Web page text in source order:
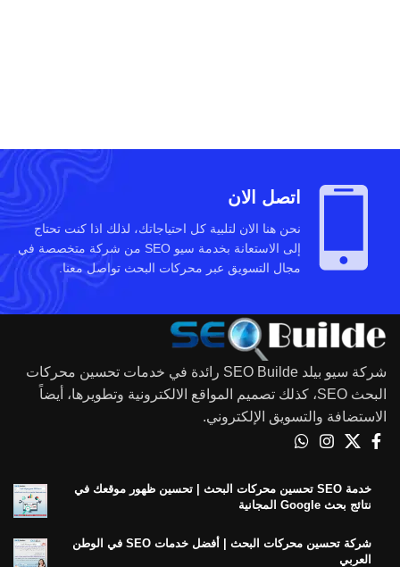
اتصل الان
نحن هنا الان لتلبية كل احتياجاتك، لذلك اذا كنت تحتاج
إلى الاستعانة بخدمة سيو SEO من شركة متخصصة في
مجال التسويق عبر محركات البحث تواصل معنا.
شركة سيو بيلد SEO Builde رائدة في خدمات تحسين محركات
البحث SEO، كذلك تصميم المواقع الالكترونية وتطويرها، أيضاً
الاستضافة والتسويق الإلكتروني.
خدمة SEO تحسين محركات البحث | تحسين ظهور موقعك في
نتائج بحث Google المجانية
شركة تحسين محركات البحث | أفضل خدمات SEO في الوطن
العربي